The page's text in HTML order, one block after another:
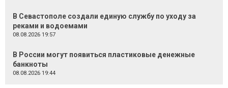
В Севастополе создали единую службу по уходу за
реками и водоемами
08.08.2026 19:57
В России могут появиться пластиковые денежные
банкноты
08.08.2026 19:44